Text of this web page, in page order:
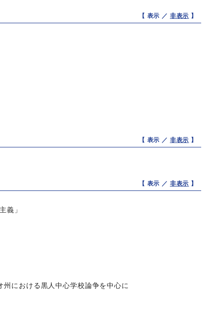
【 表示 ／ 非表示 】
【 表示 ／ 非表示 】
【 表示 ／ 非表示 】
義」
における黒人中心学校論争を中心に